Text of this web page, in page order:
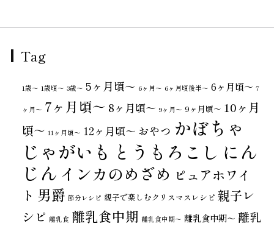
Tag
1歳〜 1歳頃～ 3歳〜 5ヶ月頃～ 6ヶ月〜 6ヶ月頃後半～ 6ヶ月頃～ 7
ヶ月〜 7ヶ月頃～ 8ヶ月頃～ 9ヶ月〜 9ヶ月頃～ 10ヶ月
頃～ 11ヶ月頃～ 12ヶ月頃～ おやつ かぼちゃ
じゃがいも とうもろこし にん
じん インカのめざめ ピュアホワイ
ト 男爵 節分レシピ 親子で楽しむクリスマスレシピ 親子レ
シピ 離乳食 離乳食中期 離乳食中期〜 離乳食中期～ 離乳